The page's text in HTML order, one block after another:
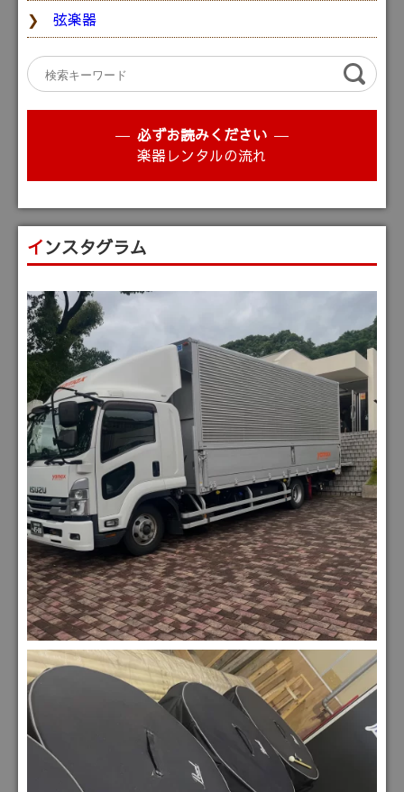
弦楽器
必ずお読みください
楽器レンタルの流れ
インスタグラム